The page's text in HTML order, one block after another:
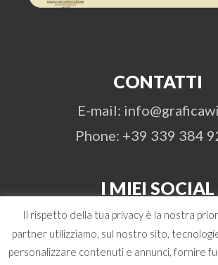
CONTATTI
E-mail:
Phone: +39 339 384
I MIEI SOCIAL
Il rispetto della tua privacy è la nostra
partner utilizziamo, sul nostro sito,
personalizzare contenuti e annunci, fornire